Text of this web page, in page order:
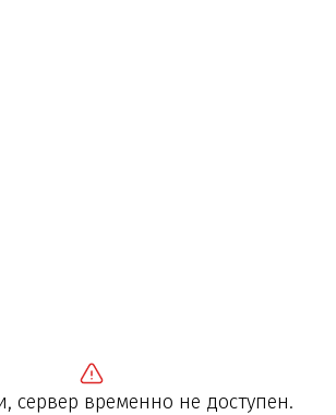
сервер временно не доступен.